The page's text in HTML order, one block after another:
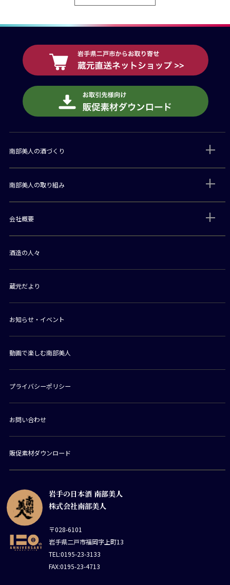
岩手の日本酒 南部美人
株式会社南部美人
〒028-6101
岩手県二戸市福岡字上町13
TEL:0195-23-3133
FAX:0195-23-4713
南部美人の酒づくり
南部美人の取り組み
会社概要
酒造の人々
蔵元だより
お知らせ・イベント
動画で楽しむ南部美人
プライバシーポリシー
お問い合わせ
販促素材ダウンロード